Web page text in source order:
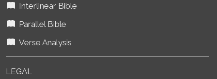
Interlinear Bible
Parallel Bible
Verse Analysis
LEGAL